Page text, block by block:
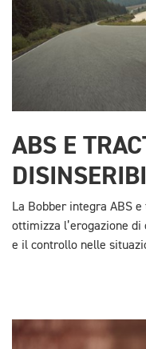
ABS E
La Bobber integra ABS
ottimizza l’erogazione
e il controllo nelle